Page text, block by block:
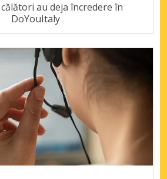
au deja încredere în
DoYouItaly